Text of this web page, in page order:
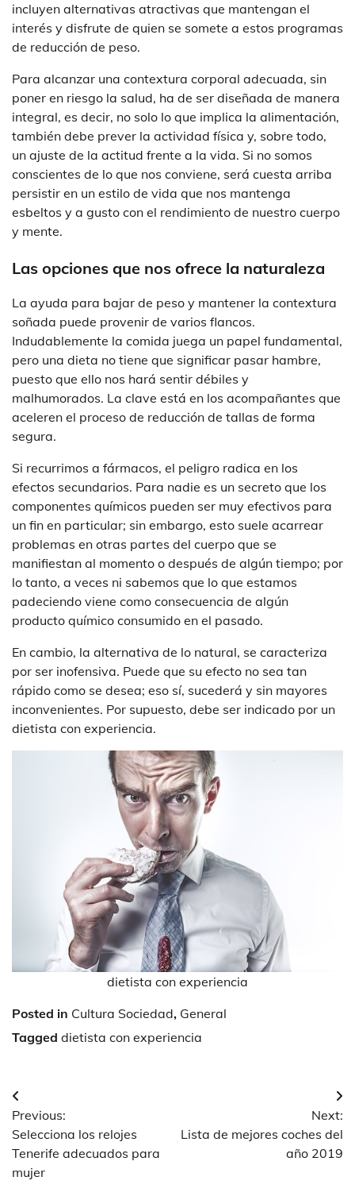
incluyen alternativas atractivas que mantengan el
interés y disfrute de quien se somete a estos programas
de reducción de peso.
Para alcanzar una contextura corporal adecuada, sin
poner en riesgo la salud, ha de ser diseñada de manera
integral, es decir, no solo lo que implica la alimentación,
también debe prever la actividad física y, sobre todo,
un ajuste de la actitud frente a la vida. Si no somos
conscientes de lo que nos conviene, será cuesta arriba
persistir en un estilo de vida que nos mantenga
esbeltos y a gusto con el rendimiento de nuestro cuerpo
y mente.
Las opciones que nos ofrece la naturaleza
La ayuda para bajar de peso y mantener la contextura
soñada puede provenir de varios flancos.
Indudablemente la comida juega un papel fundamental,
pero una dieta no tiene que significar pasar hambre,
puesto que ello nos hará sentir débiles y
malhumorados. La clave está en los acompañantes que
aceleren el proceso de reducción de tallas de forma
segura.
Si recurrimos a fármacos, el peligro radica en los
efectos secundarios. Para nadie es un secreto que los
componentes químicos pueden ser muy efectivos para
un fin en particular; sin embargo, esto suele acarrear
problemas en otras partes del cuerpo que se
manifiestan al momento o después de algún tiempo; por
lo tanto, a veces ni sabemos que lo que estamos
padeciendo viene como consecuencia de algún
producto químico consumido en el pasado.
En cambio, la alternativa de lo natural, se caracteriza
por ser inofensiva. Puede que su efecto no sea tan
rápido como se desea; eso sí, sucederá y sin mayores
inconvenientes. Por supuesto, debe ser indicado por un
dietista con experiencia.
dietista con experiencia
Posted in Cultura Sociedad, General
Tagged dietista con experiencia
Navegación
de
entradas
Previous:
Selecciona los relojes
Tenerife adecuados para
mujer
Next:
Lista de mejores coches del
año 2019